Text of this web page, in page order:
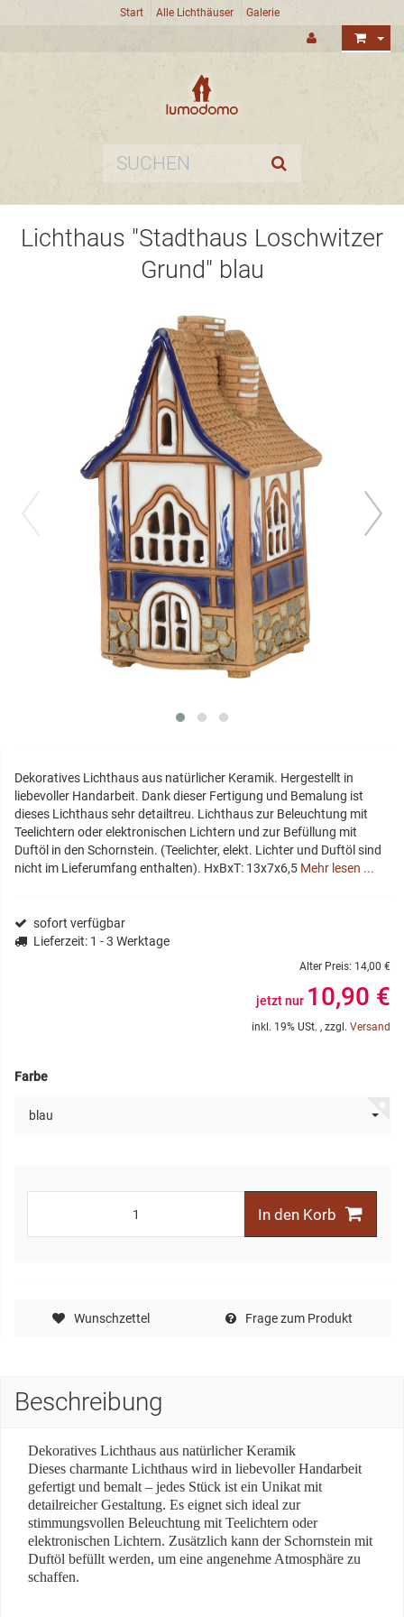
Start Alle Lichthäuser Galerie
Lichthaus "Stadthaus Loschwitzer
Grund" blau
Dekoratives Lichthaus aus natürlicher Keramik. Hergestellt in
liebevoller Handarbeit. Dank dieser Fertigung und Bemalung ist
dieses Lichthaus sehr detailtreu. Lichthaus zur Beleuchtung mit
Teelichtern oder elektronischen Lichtern und zur Befüllung mit
Duftöl in den Schornstein. (Teelichter, elekt. Lichter und Duftöl sind
nicht im Lieferumfang enthalten). HxBxT: 13x7x6,5 Mehr lesen ...
sofort verfügbar
Lieferzeit: 1 - 3 Werktage
Alter Preis: 14,00 €
jetzt nur 10,90 €
inkl. 19% USt. , zzgl. Versand
Farbe
blau
In den Korb
Wunschzettel Frage zum Produkt
Beschreibung
Dekoratives Lichthaus aus natürlicher Keramik
Dieses charmante Lichthaus wird in liebevoller Handarbeit
gefertigt und bemalt – jedes Stück ist ein Unikat mit
detailreicher Gestaltung. Es eignet sich ideal zur
stimmungsvollen Beleuchtung mit Teelichtern oder
elektronischen Lichtern. Zusätzlich kann der Schornstein mit
Duftöl befüllt werden, um eine angenehme Atmosphäre zu
schaffen.